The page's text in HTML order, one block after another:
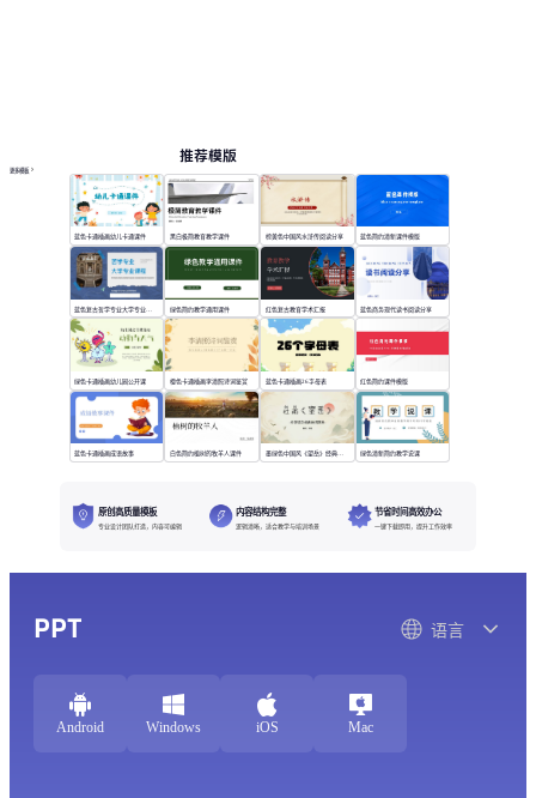
推荐模版
更多模板
蓝色卡通插画幼儿卡通课件 黑白极简教育教学课件 棕黄色中国风水浒传阅读分享 蓝色简约清新课件模版
绿色简约教学通用课件 红色复古教育学术汇报 蓝色商务现代读书阅读分享
绿色卡通插画幼儿园公开课 橙色卡通插画李清照诗词鉴赏 蓝色卡通插画26字母表 红色简约课件模版
蓝色卡通插画成语故事 白色简约植树的牧羊人课件 墨绿色中国风《望岳》经典诗词欣赏 绿色清新简约教学说课
原创高质量模板
专业设计团队打造，内容可编辑
内容结构完整
逻辑清晰，适合教学与培训场景
节省时间高效办公
一键下载即用，提升工作效率
PPT 语言
Android Windows iOS Mac